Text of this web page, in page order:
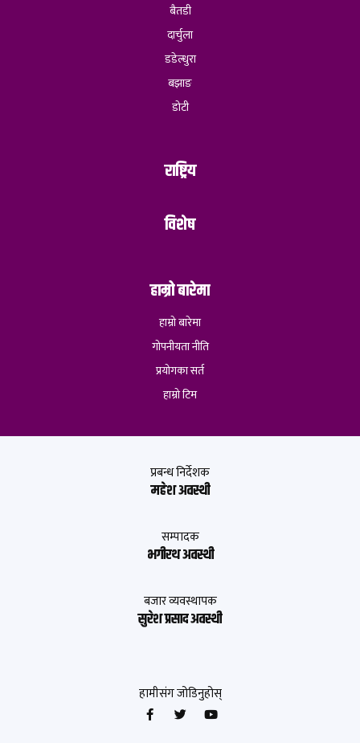
बैतडी
दार्चुला
डडेल्धुरा
बझाङ
डोटी
राष्ट्रिय
विशेष
हाम्रो बारेमा
हाम्रो बारेमा
गोपनीयता नीति
प्रयोगका सर्त
हाम्रो टिम
प्रबन्ध निर्देशक
महेश अवस्थी
सम्पादक
भगीरथ अवस्थी
बजार व्यवस्थापक
सुरेश प्रसाद अवस्थी
हामीसंग जोडिनुहोस्